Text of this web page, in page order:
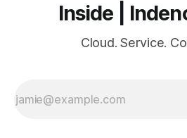
Inside |
Cloud. Service.